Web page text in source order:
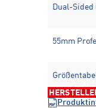
Dual-
55mm